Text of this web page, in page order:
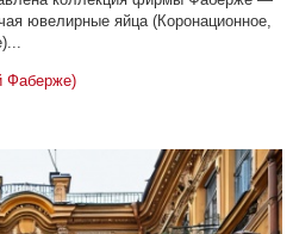
ювелирные яйца (Коронационное,
Фаберже)